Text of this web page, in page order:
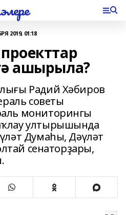
2019, 01:18
ашырыла?
Радий Хәбиров
советы
мониторингы
ултырышында
Думаһы, Дәүләт
сенаторҙары,